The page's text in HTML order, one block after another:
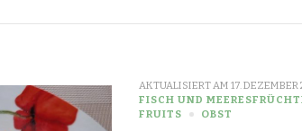
AKTUALISIERT AM17.
FISCH UND
FRUITS
OBST